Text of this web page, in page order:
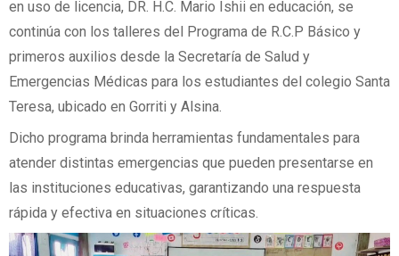
en uso de licencia, DR. H.C. Mario Ishii en educación, se
continúa con los talleres del Programa de R.C.P Básico y
primeros auxilios desde la Secretaría de Salud y
Emergencias Médicas para los estudiantes del colegio Santa
Teresa, ubicado en Gorriti y Alsina.
Dicho programa brinda herramientas fundamentales para
atender distintas emergencias que pueden presentarse en
las instituciones educativas, garantizando una respuesta
rápida y efectiva en situaciones críticas.